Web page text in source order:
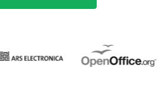
does the quality of our